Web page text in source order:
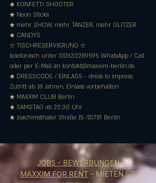
★ KONFETTI SHOOTER
★ Neon Sticks
★ mehr SHOW, mehr TÄNZER, mehr GLITZER
★ CANDYS
☆ TISCHRESERVIERUNG ☆
telefonisch unter 017632289595 WhatsApp / Call
oder per E-Mail an kontakt@maxxim-berlin.de
★ DRESSCODE / EINLASS - dress to impress
Zutritt ab 18 Jahren, Einlass vorbehalten
★ MAXXIM CLUB Berlin
★ SAMSTAG ab 22:30 Uhr
★ Joachimsthaler Straße 15 /10719 Berlin
JOBS - BEWERBUNGEN
MAXXIM FOR RENT - MIETEN SIE